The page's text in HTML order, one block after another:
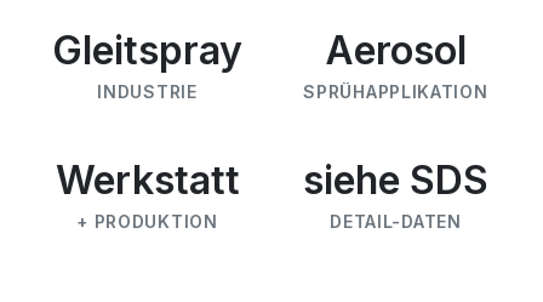
Gleitspray
INDUSTRIE
Aerosol
SPRÜHAPPLIKATION
Werkstatt
+ PRODUKTION
siehe SDS
DETAIL-DATEN